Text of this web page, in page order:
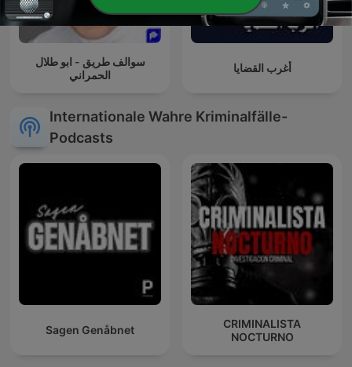
سوالف طريق - ابو طلال
الحمراني
أغرب القضايا
Internationale Wahre Kriminalfälle-
Podcasts
Sagen Genåbnet
CRIMINALISTA
NOCTURNO